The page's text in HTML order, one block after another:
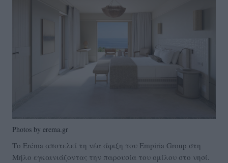
Photos by erema.gr
Το Eréma αποτελεί τη νέα άφιξη του Empiria Group στη
Μήλο εγκαινιάζοντας την παρουσία του ομίλου στο νησί.